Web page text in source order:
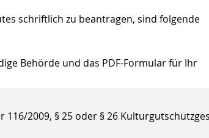
schriftlich zu beantragen, sind folgende
Behörde und das PDF-Formular für Ihr
2009, § 25 oder § 26